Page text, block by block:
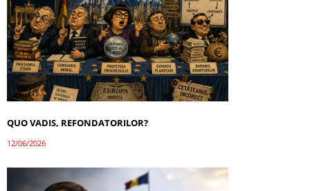
QUO VADIS, REFONDATORILOR?
12/06/2026